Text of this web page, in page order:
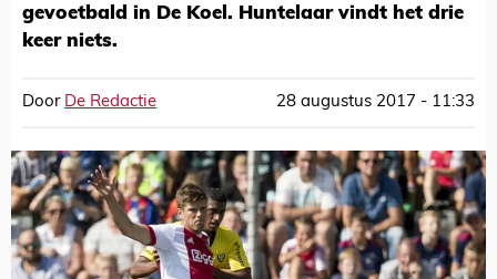
gevoetbald in De Koel. Huntelaar vindt het drie
keer niets.
Door De Redactie 28 augustus 2017 - 11:33